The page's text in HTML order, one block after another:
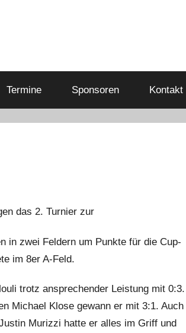
Termine Sponsoren Kontakt
das 2. Turnier zur
in zwei Feldern um Punkte für die Cup-
im 8er A-Feld.
trotz ansprechender Leistung mit 0:3.
Michael Klose gewann er mit 3:1. Auch
Murizzi hatte er alles im Griff und